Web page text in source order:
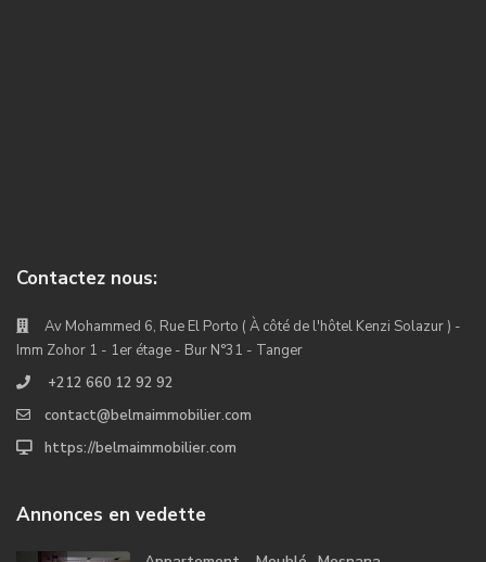
Contactez nous:
Av Mohammed 6, Rue El Porto ( À côté de l'hôtel Kenzi Solazur ) -
Imm Zohor 1 - 1er étage - Bur N°31 - Tanger
+212 660 12 92 92
contact@belmaimmobilier.com
https://belmaimmobilier.com
Annonces en vedette